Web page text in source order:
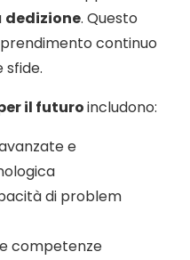
dedizione. Questo
continuo
sfide.
il futuroincludono:
e
di problem
competenze